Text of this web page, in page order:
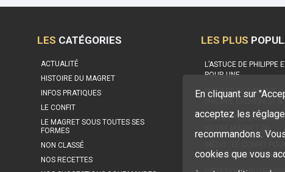
LES CATÉGORIES
ACTUALITÉ
HISTOIRE DU MAGRET
INFOS PRATIQUES
LE CONFIT
LE MAGRET SOUS TOUTES SES
FORMES
NON CLASSÉ
NOS RECETTES
LES PLUS
L’ASTUCE DE PHILIPPE
POUR UNE…
MAGRET DE CANARD :
PHILIPPE ETCHEBEST
LES PETITES SAUCES À
NOTRE MAGRET DE…
PREMIÈRE FOIS DANS
En cliquant sur
acceptez les
recommandons.
cookies que vous